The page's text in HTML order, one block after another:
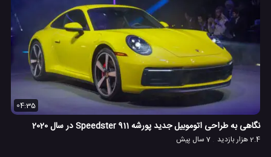
04:35
نگاهی به طراحی اتوموبیل جدید پورشه 911 Speedster در سال 2020
2.4 هزار بازدید 7 سال پیش